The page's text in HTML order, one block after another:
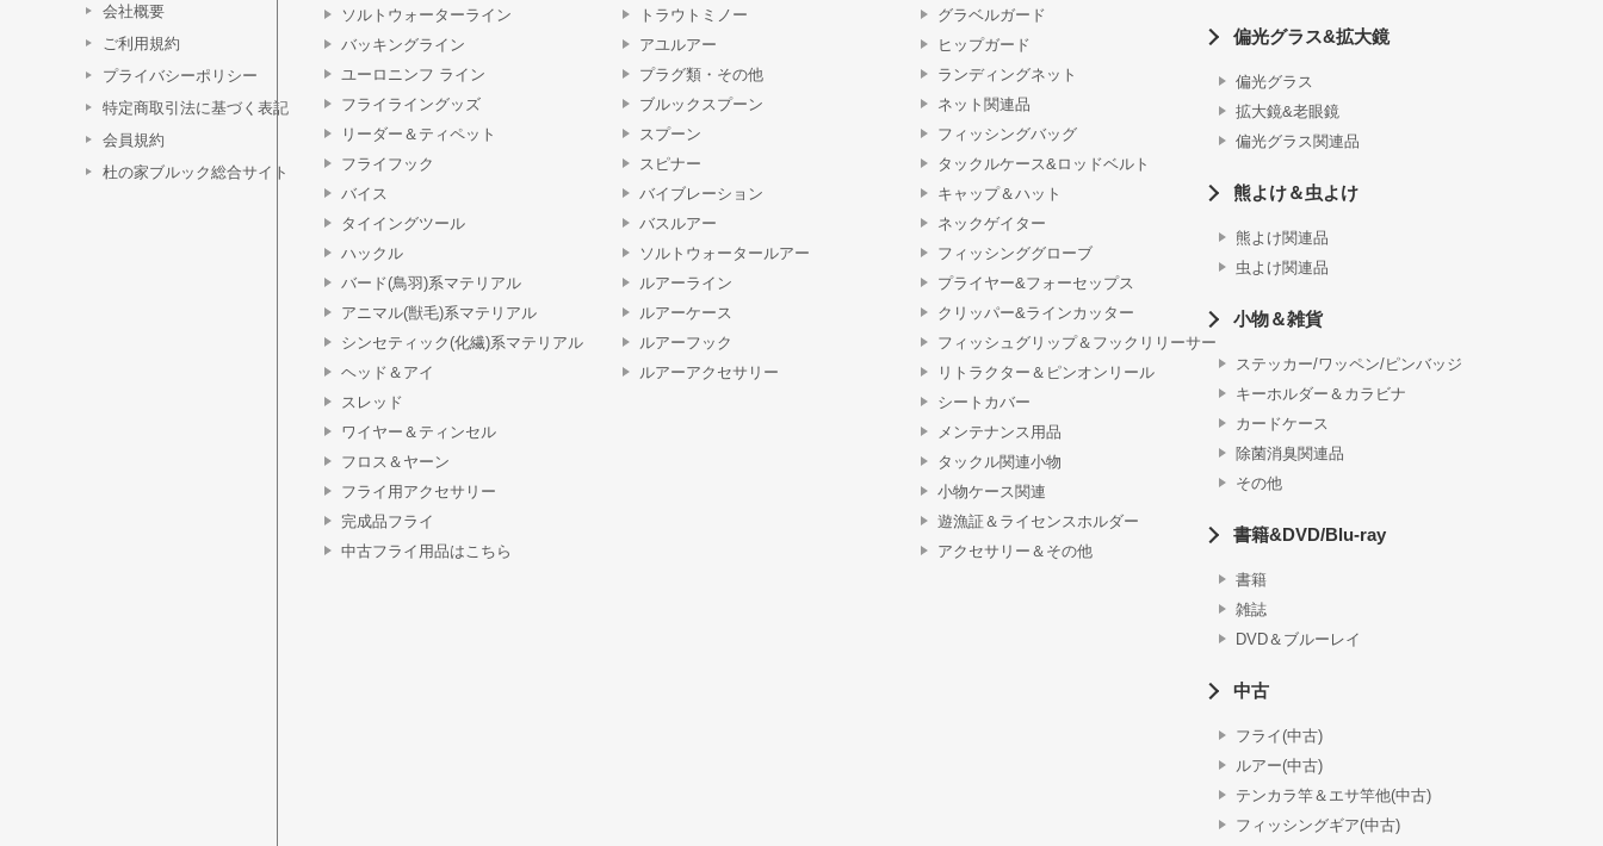
会社概要
ご利用規約
プライバシーポリシー
特定商取引法に基づく表記
会員規約
杜の家ブルック総合サイト
ソルトウォーターライン
バッキングライン
ユーロニンフ ライン
フライライングッズ
リーダー＆ティペット
フライフック
バイス
タイイングツール
ハックル
バード(鳥羽)系マテリアル
アニマル(獣毛)系マテリアル
シンセティック(化繊)系マテリアル
ヘッド＆アイ
スレッド
ワイヤー＆ティンセル
フロス＆ヤーン
フライ用アクセサリー
完成品フライ
中古フライ用品はこちら
トラウトミノー
アユルアー
プラグ類・その他
ブルックスプーン
スプーン
スピナー
バイブレーション
バスルアー
ソルトウォータールアー
ルアーライン
ルアーケース
ルアーフック
ルアーアクセサリー
グラベルガード
ヒップガード
ランディングネット
ネット関連品
フィッシングバッグ
タックルケース&ロッドベルト
キャップ＆ハット
ネックゲイター
フィッシンググローブ
プライヤー&フォーセップス
クリッパー&ラインカッター
フィッシュグリップ＆フックリリーサー
リトラクター＆ピンオンリール
シートカバー
メンテナンス用品
タックル関連小物
小物ケース関連
遊漁証＆ライセンスホルダー
アクセサリー＆その他
偏光グラス&拡大鏡
偏光グラス
拡大鏡&老眼鏡
偏光グラス関連品
熊よけ＆虫よけ
熊よけ関連品
虫よけ関連品
小物＆雑貨
ステッカー/ワッペン/ピンバッジ
キーホルダー＆カラビナ
カードケース
除菌消臭関連品
その他
書籍&DVD/Blu-ray
書籍
雑誌
DVD＆ブルーレイ
中古
フライ(中古)
ルアー(中古)
テンカラ竿＆エサ竿他(中古)
フィッシングギア(中古)